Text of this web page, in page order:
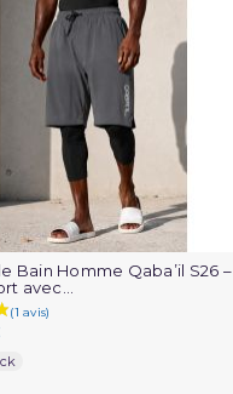
Bain Homme Qaba’il S26 –
avec...